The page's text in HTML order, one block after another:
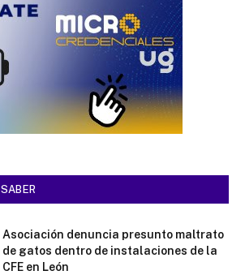
SABER
Asociación denuncia presunto maltrato
de gatos dentro de instalaciones de la
CFE en León